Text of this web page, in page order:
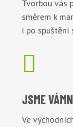
Tvorbou vás
směrem k
i po spuštění

JSME VÁM
Ve